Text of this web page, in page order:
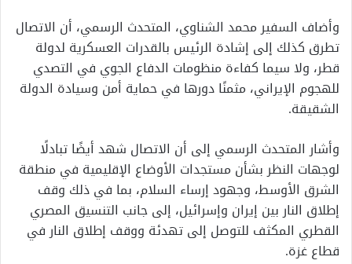
وأضاف السفير محمد الشناوي، المتحدث الرسمي، أن الاتصال
تطرق كذلك إلى إشادة الرئيس بالقدرات العسكرية لدولة
قطر، ولا سيما كفاءة منظومات الدفاع الجوي في التصدي
للهجوم الإيراني، مثمنًا دورها في حماية أمن وسيادة الدولة
الشقيقة.
وأشار المتحدث الرسمي إلى أن الاتصال شهد أيضًا تبادلًا
لوجهات النظر بشأن مستجدات الأوضاع الإقليمية في منطقة
الشرق الأوسط، وجهود إرساء السلام، بما في ذلك وقف
إطلاق النار بين إيران وإسرائيل، إلى جانب التنسيق المصري
القطري المكثف للتوصل إلى تهدئة ووقف إطلاق النار في
قطاع غزة.